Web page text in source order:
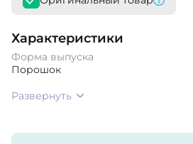
Характеристики
Форма выпуска
Порошок
Развернуть